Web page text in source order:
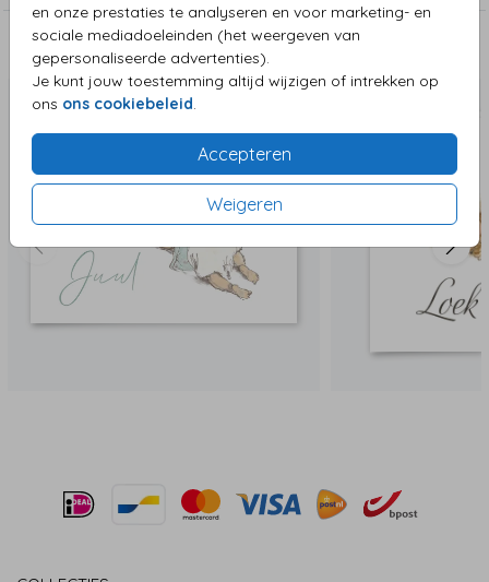
en onze prestaties te analyseren en voor marketing- en
sociale mediadoeleinden (het weergeven van
gepersonaliseerde advertenties).
Je kunt jouw toestemming altijd wijzigen of intrekken op
ons ons cookiebeleid.
Accepteren
Weigeren
Aanbevolen